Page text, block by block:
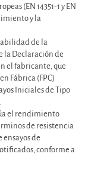
(EN 14351-1 y EN
y la
de la
la Declaración de
el fabricante, que
Fábrica (FPC)
Iniciales de Tipo
el rendimiento
de resistencia
de
conforme a